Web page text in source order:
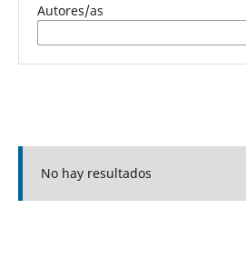
Autores/as
No hay resultados